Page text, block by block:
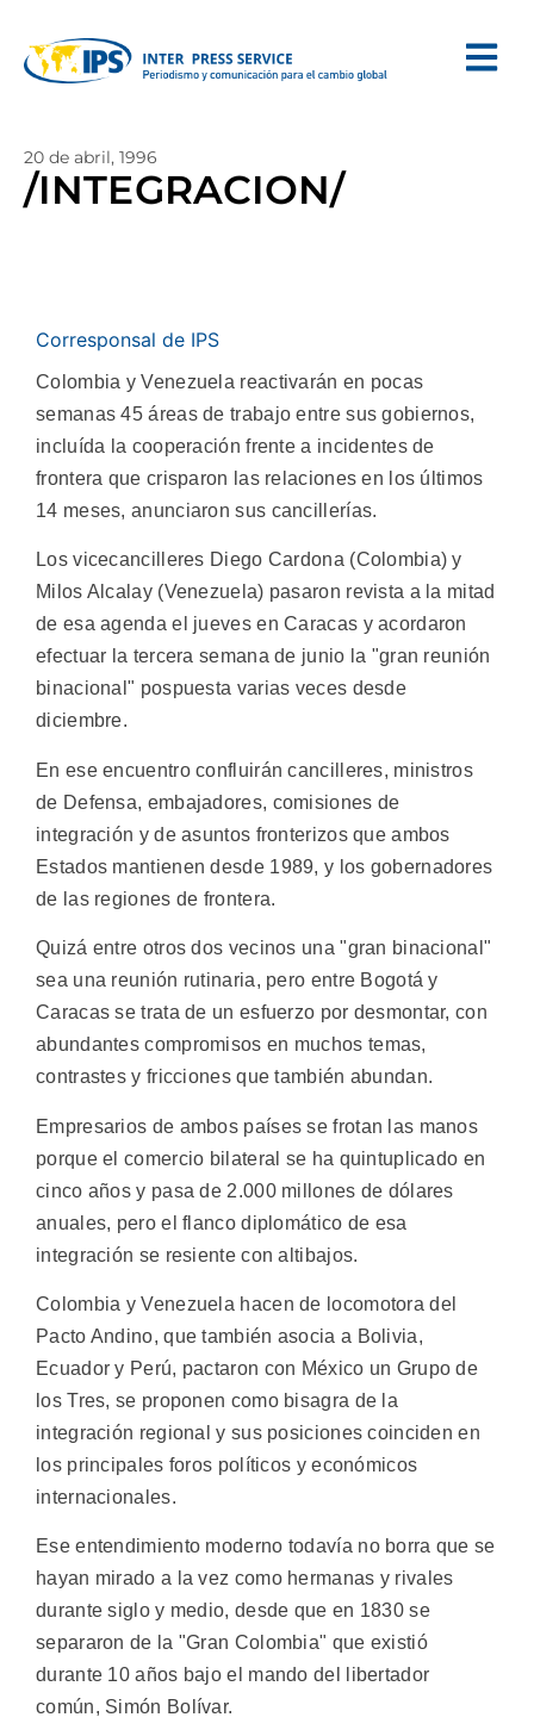
20 de abril, 1996
/INTEGRACION/
Corresponsal de IPS
Colombia y Venezuela reactivarán en pocas
semanas 45 áreas de trabajo entre sus gobiernos,
incluída la cooperación frente a incidentes de
frontera que crisparon las relaciones en los últimos
14 meses, anunciaron sus cancillerías.
Los vicecancilleres Diego Cardona (Colombia) y
Milos Alcalay (Venezuela) pasaron revista a la mitad
de esa agenda el jueves en Caracas y acordaron
efectuar la tercera semana de junio la "gran reunión
binacional" pospuesta varias veces desde
diciembre.
En ese encuentro confluirán cancilleres, ministros
de Defensa, embajadores, comisiones de
integración y de asuntos fronterizos que ambos
Estados mantienen desde 1989, y los gobernadores
de las regiones de frontera.
Quizá entre otros dos vecinos una "gran binacional"
sea una reunión rutinaria, pero entre Bogotá y
Caracas se trata de un esfuerzo por desmontar, con
abundantes compromisos en muchos temas,
contrastes y fricciones que también abundan.
Empresarios de ambos países se frotan las manos
porque el comercio bilateral se ha quintuplicado en
cinco años y pasa de 2.000 millones de dólares
anuales, pero el flanco diplomático de esa
integración se resiente con altibajos.
Colombia y Venezuela hacen de locomotora del
Pacto Andino, que también asocia a Bolivia,
Ecuador y Perú, pactaron con México un Grupo de
los Tres, se proponen como bisagra de la
integración regional y sus posiciones coinciden en
los principales foros políticos y económicos
internacionales.
Ese entendimiento moderno todavía no borra que se
hayan mirado a la vez como hermanas y rivales
durante siglo y medio, desde que en 1830 se
separaron de la "Gran Colombia" que existió
durante 10 años bajo el mando del libertador
común, Simón Bolívar.